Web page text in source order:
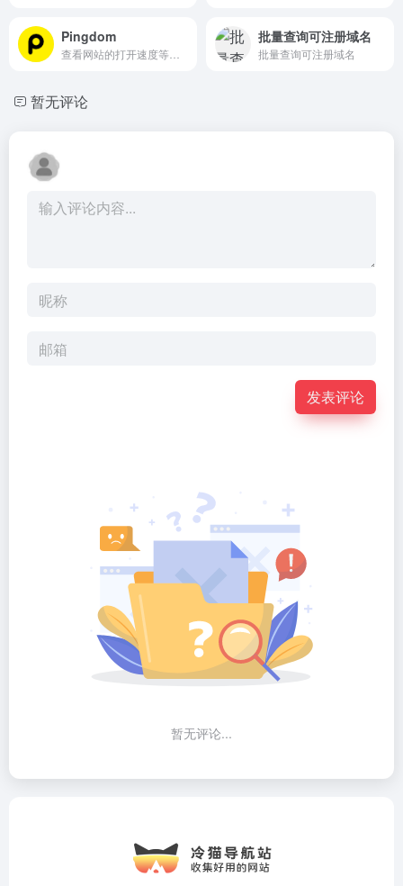
Pingdom 批量查询可注册域名
批量查询可注册域名
暂无评论
发表评论
暂无评论...